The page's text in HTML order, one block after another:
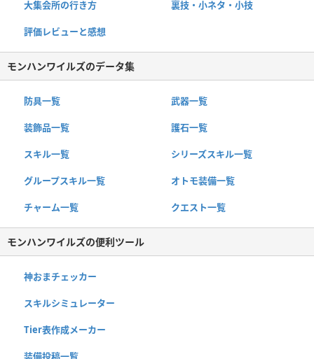
大集会所の行き方 裏技・小ネタ・小技
評価レビューと感想
モンハンワイルズのデータ集
防具一覧 武器一覧
装飾品一覧 護石一覧
スキル一覧 シリーズスキル一覧
グループスキル一覧 オトモ装備一覧
チャーム一覧 クエスト一覧
モンハンワイルズの便利ツール
神おまチェッカー
スキルシミュレーター
Tier表作成メーカー
装備投稿一覧